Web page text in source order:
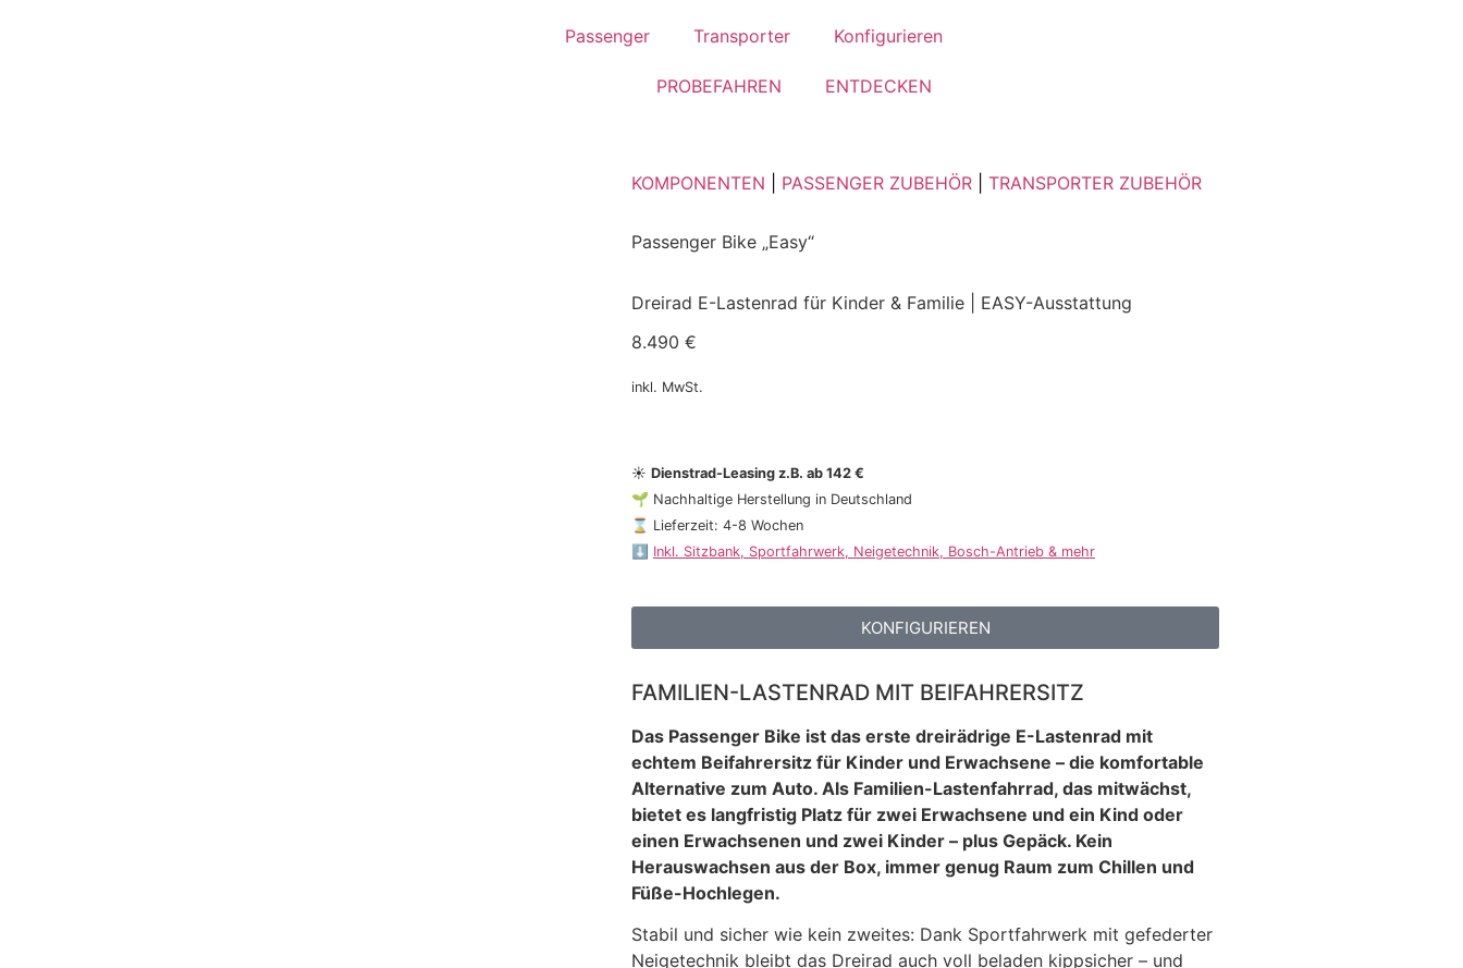
Passenger Transporter Konfigurieren
PROBEFAHREN ENTDECKEN
KOMPONENTEN PASSENGER ZUBEHÖR TRANSPORTER ZUBEHÖR
Passenger Bike „Easy“
Dreirad E-Lastenrad für Kinder & Familie | EASY-Ausstattung
8.490 €
inkl. MwSt.
☀️ Dienstrad-Leasing z.B. ab 142 €
🌱 Nachhaltige Herstellung in Deutschland
⌛ Lieferzeit: 4-8 Wochen
⬇️ Inkl. Sitzbank, Sportfahrwerk, Neigetechnik, Bosch-Antrieb & mehr
KONFIGURIEREN
FAMILIEN-LASTENRAD MIT BEIFAHRERSITZ
Das Passenger Bike ist das erste dreirädrige E-Lastenrad mit
echtem Beifahrersitz für Kinder und Erwachsene – die komfortable
Alternative zum Auto. Als Familien-Lastenfahrrad, das mitwächst,
bietet es langfristig Platz für zwei Erwachsene und ein Kind oder
einen Erwachsenen und zwei Kinder – plus Gepäck. Kein
Herauswachsen aus der Box, immer genug Raum zum Chillen und
Füße-Hochlegen.
Stabil und sicher wie kein zweites: Dank Sportfahrwerk mit gefederter
Neigetechnik bleibt das Dreirad auch voll beladen kippsicher – und